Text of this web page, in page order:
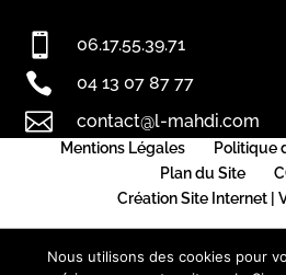
 06.17.55.39.71
 04 13 07 87 77
 contact@l-mahdi.com
Mentions Légales
Politique
Plan du Site
Création Site Internet |
Nous utilisons des cookies pour